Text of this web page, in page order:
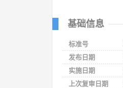
基础信息
标准号
发布日期
实施日期
上次复审日期